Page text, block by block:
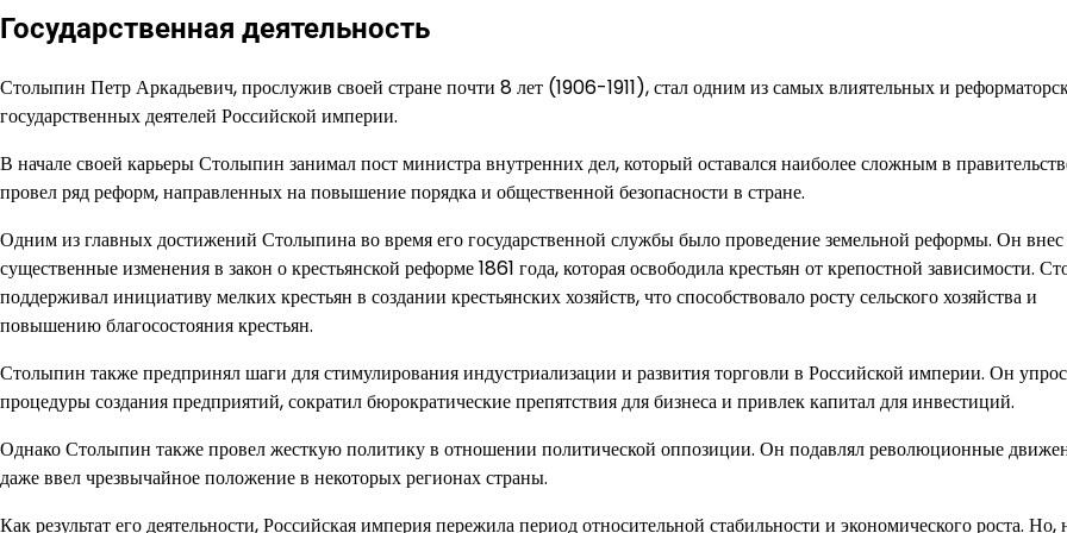
Государственная деятельность
Столыпин Петр Аркадьевич, прослужив своей стране почти 8 лет (1906-1911), стал одним из самых влиятельных и
государственных деятелей Российской империи.
В начале своей карьеры Столыпин занимал пост министра внутренних дел, который оставался наиболее сложным в
провел ряд реформ, направленных на повышение порядка и общественной безопасности в стране.
Одним из главных достижений Столыпина во время его государственной службы было проведение земельной реформы. Он внес
существенные изменения в закон о крестьянской реформе 1861 года, которая освободила крестьян от крепостной зависимости.
поддерживал инициативу мелких крестьян в создании крестьянских хозяйств, что способствовало росту сельского хозяйства и
повышению благосостояния крестьян.
Столыпин также предпринял шаги для стимулирования индустриализации и развития торговли в Российской империи. Он
процедуры создания предприятий, сократил бюрократические препятствия для бизнеса и привлек капитал для инвестиций.
Однако Столыпин также провел жесткую политику в отношении политической оппозиции. Он подавлял революционные
даже ввел чрезвычайное положение в некоторых регионах страны.
Как результат его деятельности, Российская империя пережила период относительной стабильности и экономического роста. Но,